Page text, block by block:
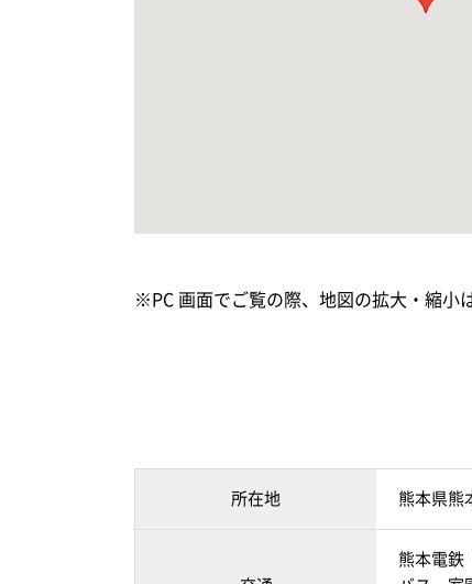
※PC 画面でご覧の際、地図の拡大・縮小
所在地 熊本県熊
熊本電鉄